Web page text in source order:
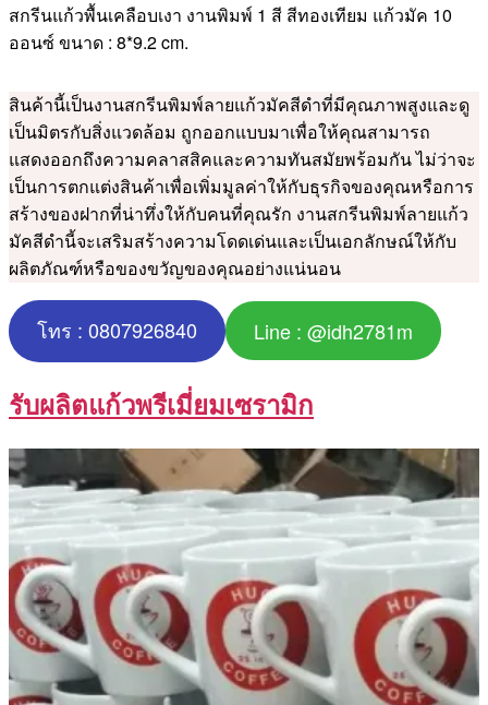
สกรีนแก้วพื้นเคลือบเงา งานพิมพ์ 1 สี สีทองเทียม แก้วมัค 10
ออนซ์ ขนาด : 8*9.2 cm.
สินค้านี้เป็นงานสกรีนพิมพ์ลายแก้วมัคสีดำที่มีคุณภาพสูงและดู
เป็นมิตรกับสิ่งแวดล้อม ถูกออกแบบมาเพื่อให้คุณสามารถ
แสดงออกถึงความคลาสสิคและความทันสมัยพร้อมกัน ไม่ว่าจะ
เป็นการตกแต่งสินค้าเพื่อเพิ่มมูลค่าให้กับธุรกิจของคุณหรือการ
สร้างของฝากที่น่าทึ่งให้กับคนที่คุณรัก งานสกรีนพิมพ์ลายแก้ว
มัคสีดำนี้จะเสริมสร้างความโดดเด่นและเป็นเอกลักษณ์ให้กับ
ผลิตภัณฑ์หรือของขวัญของคุณอย่างแน่นอน
โทร : 0807926840 Line : @idh2781m
รับผลิตแก้วพรีเมี่ยมเซรามิก